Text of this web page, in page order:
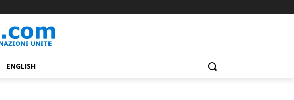
ENGLISH